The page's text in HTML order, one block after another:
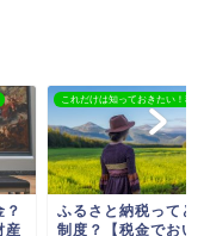
な
い
これだけは知っておきたい！税金
所得税の計算方法を
りやすく解説【所得